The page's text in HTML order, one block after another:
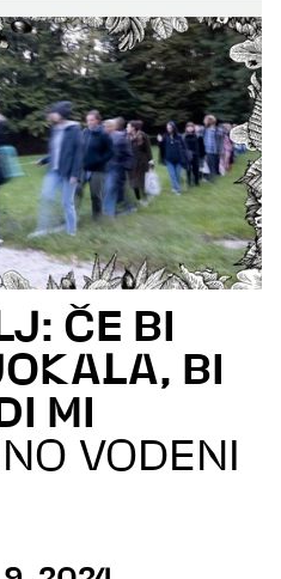
ČE BI
BI
MI
VODENI